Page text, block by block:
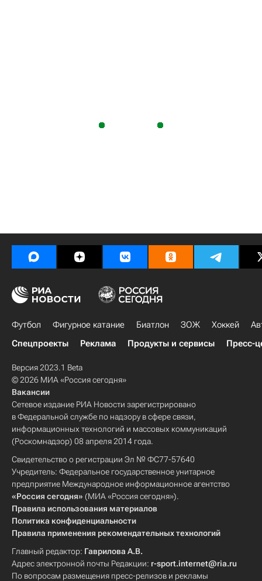
Футбол Фигурное катание Биатлон ЗОЖ Хоккей
Спецпроекты
Реклама Продукты и сервисы Пресс-
Версия 2023.1 Beta
© 2026 МИА «Россия сегодня»
Вакансии
Сетевое издание РИА Новости зарегистрировано
в Федеральной службе по надзору в сфере связи,
информационных технологий и массовых коммуникаций
(Роскомнадзор) 08 апреля 2014 года.
Свидетельство о регистрации Эл № ФС77-57640
Учредитель: Федеральное государственное унитарное
предприятие Международное информационное агентство
«Россия сегодня» (МИА «Россия сегодня»).
Правила использования материалов
Политика конфиденциальности
Правила применения рекомендательных технологий
Главный редактор: Гаврилова А.В.
Адрес электронной почты Редакции: r-sport.internet@ria.ru
По вопросам размещения пресс-релизов и рекламы